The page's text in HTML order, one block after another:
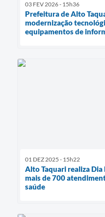
03 FEV 2026 - 15h36
Prefeitura de Alto
modernização
equipamentos de
01 DEZ 2025 - 15h22
Alto Taquari realiza
mais de 700
saúde